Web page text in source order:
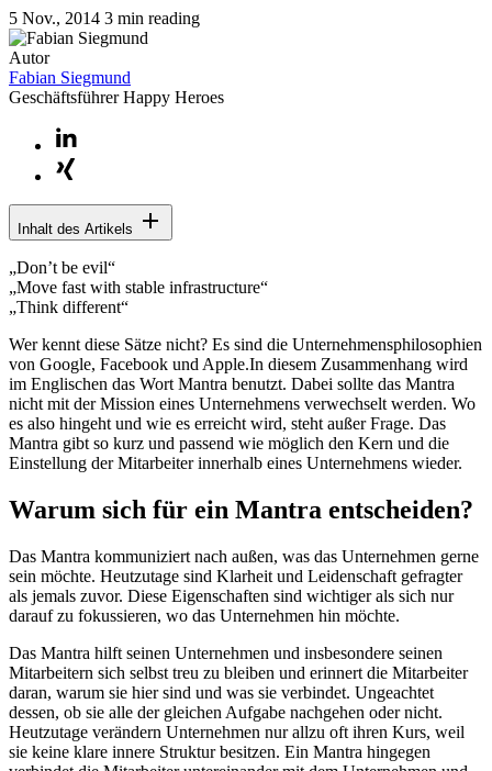
5 Nov., 2014 3 min reading
Autor
Fabian Siegmund
Geschäftsführer Happy Heroes
Inhalt des Artikels
„Don’t be evil“
„Move fast with stable infrastructure“
„Think different“
Wer kennt diese Sätze nicht? Es sind die Unternehmensphilosophien
von Google, Facebook und Apple.In diesem Zusammenhang wird
im Englischen das Wort Mantra benutzt. Dabei sollte das Mantra
nicht mit der Mission eines Unternehmens verwechselt werden. Wo
es also hingeht und wie es erreicht wird, steht außer Frage. Das
Mantra gibt so kurz und passend wie möglich den Kern und die
Einstellung der Mitarbeiter innerhalb eines Unternehmens wieder.
Warum sich für ein Mantra entscheiden?
Das Mantra kommuniziert nach außen, was das Unternehmen gerne
sein möchte. Heutzutage sind Klarheit und Leidenschaft gefragter
als jemals zuvor. Diese Eigenschaften sind wichtiger als sich nur
darauf zu fokussieren, wo das Unternehmen hin möchte.
Das Mantra hilft seinen Unternehmen und insbesondere seinen
Mitarbeitern sich selbst treu zu bleiben und erinnert die Mitarbeiter
daran, warum sie hier sind und was sie verbindet. Ungeachtet
dessen, ob sie alle der gleichen Aufgabe nachgehen oder nicht.
Heutzutage verändern Unternehmen nur allzu oft ihren Kurs, weil
sie keine klare innere Struktur besitzen. Ein Mantra hingegen